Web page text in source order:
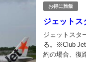
お得に旅飯
ジェットス
ジェットスタ
る。※Club
約の場合、復